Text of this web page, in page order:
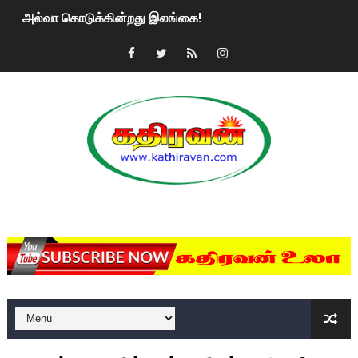
அல்வா கொடுக்கின்றது இலங்கை!
2ஆம் நாள் உக்ரைன் யுத்தம்!! எங்களைத் தனிமையில்
மகிந்த ராஜபக்சே பதவி விலக திட்டம்?
ரவுடி பேபிக்கு நடந்த தரமான சம்பவம்.. ஆபாச வீடியோக்களால்
குண்டை தூக்கிப்போட்ட ஆய்வு…. இந்தியாவின் “கோவிஷீல்டு”
யாழில் தமிழின தலைவர் பிரபாகரனின் பிறந்தநாளை
ஏர்போர்ட்டில் உதைத்த நபர் யார், என்ன நடந்தது?: உண்மையை
சீனா இலங்கையிடம் 8 மில்லியன் அமெரிக்க டொலர் நட்டஈடு